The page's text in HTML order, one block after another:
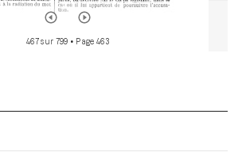
467 sur 799 • Page 463